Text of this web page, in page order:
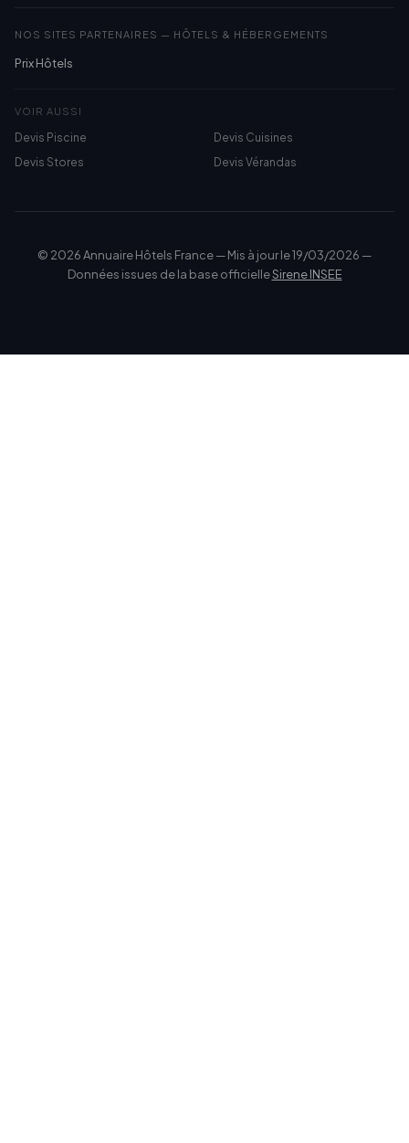
NOS SITES PARTENAIRES — HÔTELS & HÉBERGEMENTS
Prix Hôtels
VOIR AUSSI
Devis Piscine
Devis Cuisines
Devis Stores
Devis Vérandas
© 2026 Annuaire Hôtels France — Mis à jour le 19/03/2026 —
Données issues de la base officielleSirene INSEE